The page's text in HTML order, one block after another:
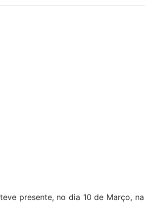
presente, no dia 10 de Março,